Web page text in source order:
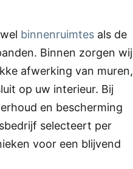
binnenruimtes als de
Binnen zorgen wij
afwerking van muren,
op uw interieur. Bij
en bescherming
selecteert per
voor een blijvend